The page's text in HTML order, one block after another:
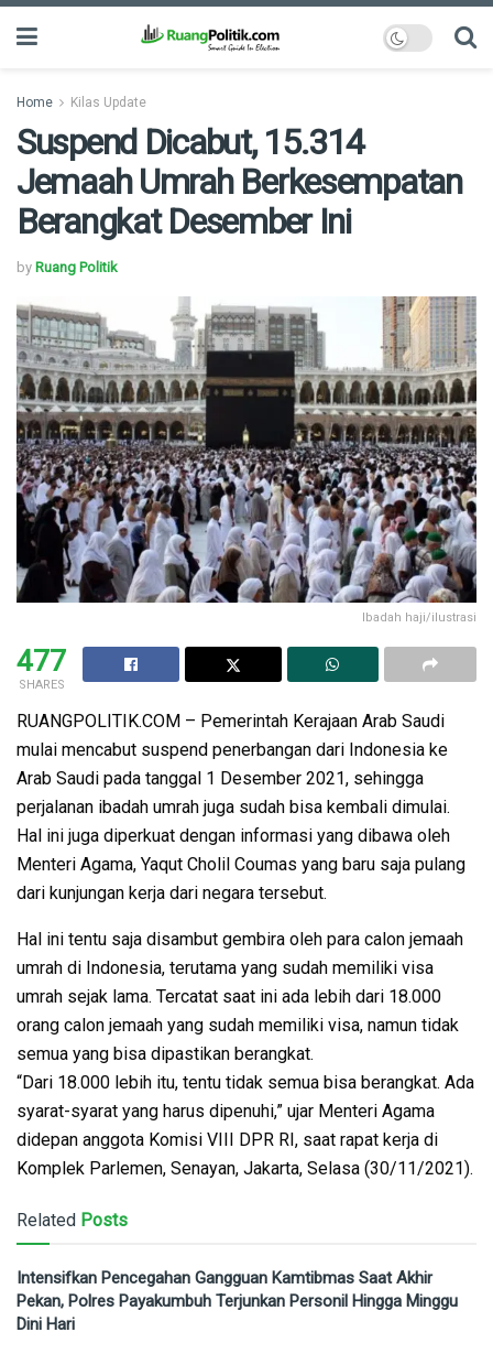
Home Kilas Update
Suspend Dicabut, 15.314
Jemaah Umrah Berkesempatan
Berangkat Desember Ini
by Ruang Politik
Ibadah haji/ilustrasi
477
SHARES
RUANGPOLITIK.COM – Pemerintah Kerajaan Arab Saudi
mulai mencabut suspend penerbangan dari Indonesia ke
Arab Saudi pada tanggal 1 Desember 2021, sehingga
perjalanan ibadah umrah juga sudah bisa kembali dimulai.
Hal ini juga diperkuat dengan informasi yang dibawa oleh
Menteri Agama, Yaqut Cholil Coumas yang baru saja pulang
dari kunjungan kerja dari negara tersebut.
Hal ini tentu saja disambut gembira oleh para calon jemaah
umrah di Indonesia, terutama yang sudah memiliki visa
umrah sejak lama. Tercatat saat ini ada lebih dari 18.000
orang calon jemaah yang sudah memiliki visa, namun tidak
semua yang bisa dipastikan berangkat.
“Dari 18.000 lebih itu, tentu tidak semua bisa berangkat. Ada
syarat-syarat yang harus dipenuhi,” ujar Menteri Agama
didepan anggota Komisi VIII DPR RI, saat rapat kerja di
Komplek Parlemen, Senayan, Jakarta, Selasa (30/11/2021).
Related Posts
Intensifkan Pencegahan Gangguan Kamtibmas Saat Akhir
Pekan, Polres Payakumbuh Terjunkan Personil Hingga Minggu
Dini Hari